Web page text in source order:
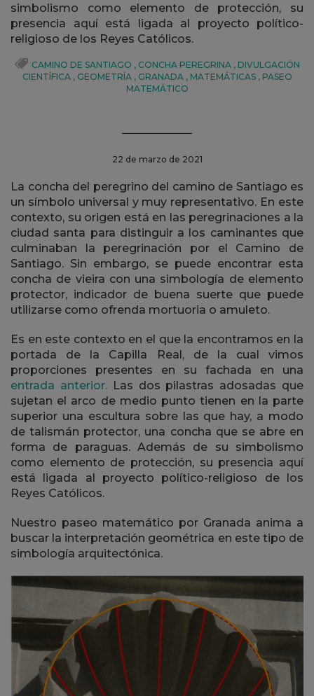
simbolismo como elemento de protección, su
presencia aquí está ligada al proyecto político-
religioso de los Reyes Católicos.
CAMINO DE SANTIAGO , CONCHA PEREGRINA , DIVULGACIÓN
CIENTÍFICA , GEOMETRÍA , GRANADA , MATEMÁTICAS, PASEO
MATEMÁTICO
22 de marzo de 2021
La concha del peregrino del camino de Santiago es
un símbolo universal y muy representativo. En este
contexto, su origen está en las peregrinaciones a la
ciudad santa para distinguir a los caminantes que
culminaban la peregrinación por el Camino de
Santiago. Sin embargo, se puede encontrar esta
concha de vieira con una simbología de elemento
protector, indicador de buena suerte que puede
utilizarse como ofrenda mortuoria o amuleto.
Es en este contexto en el que la encontramos en la
portada de la Capilla Real, de la cual vimos
proporciones presentes en su fachada en una
entrada anterior.Las dos pilastras adosadas que
sujetan el arco de medio punto tienen en la parte
superior una escultura sobre las que hay, a modo
de talismán protector, una concha que se abre en
forma de paraguas. Además de su simbolismo
como elemento de protección, su presencia aquí
está ligada al proyecto político-religioso de los
Reyes Católicos.
Nuestro paseo matemático por Granada anima a
buscar la interpretación geométrica en este tipo de
simbología arquitectónica.